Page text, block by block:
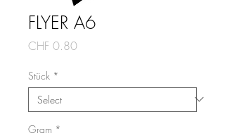
FLYER A6
CHF 0.80Price
Stück *
Gram *